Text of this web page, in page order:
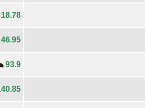
18.78
46.95
93.9